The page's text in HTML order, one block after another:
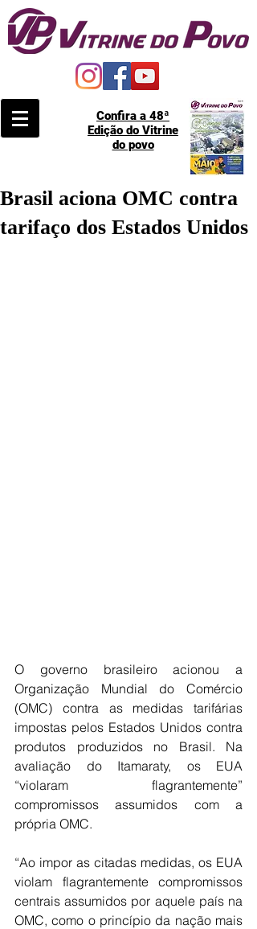
Confira a 48ª
Edição do Vitrine
do povo
Brasil aciona OMC contra
tarifaço dos Estados Unidos
O governo brasileiro acionou a
Organização Mundial do Comércio
(OMC) contra as medidas tarifárias
impostas pelos Estados Unidos contra
produtos produzidos no Brasil. Na
avaliação do Itamaraty, os EUA
“violaram flagrantemente”
compromissos assumidos com a
própria OMC.
“Ao impor as citadas medidas, os EUA
violam flagrantemente compromissos
centrais assumidos por aquele país na
OMC, como o princípio da nação mais